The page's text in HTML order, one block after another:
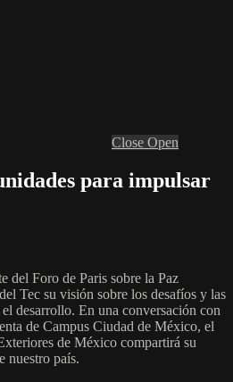
Close Open
para impulsar
del Foro de Paris sobre la Paz
Tec su visión sobre los desafíos y las
desarrollo. En una conversación con
de Campus Ciudad de México, el
de México compartirá su
nuestro país.